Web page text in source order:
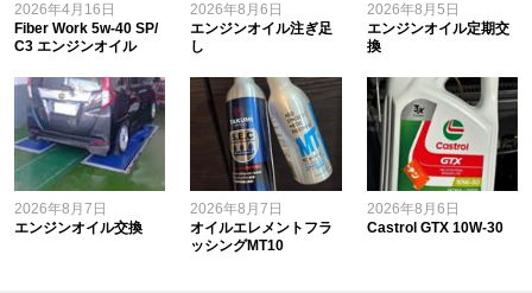
2026年4月16日
Fiber Work 5w-40 SP/
C3 エンジンオイル
2026年8月6日
エンジンオイル注ぎ足
し
2026年8月5日
エンジンオイル定期交
換
2026年8月7日
エンジンオイル交換
2026年8月7日
オイルエレメントフラ
ッシングMT10
2026年8月6日
Castrol GTX 10W-30